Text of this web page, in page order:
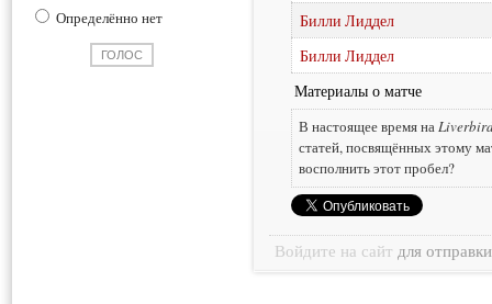
Определённо нет
Билли Лиддел
Билли Лиддел
Материалы о матче
В настоящее время на
статей, посвящённых этому
восполнить этот пробел?
Войдите на сайт для